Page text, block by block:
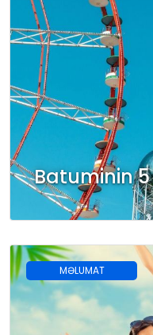
Batuminin
MƏLUMAT